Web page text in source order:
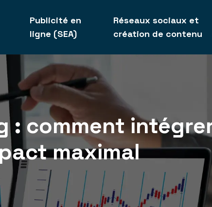
Publicité en
ligne (SEA)
Réseaux sociaux et
création de contenu
: comment
maximal